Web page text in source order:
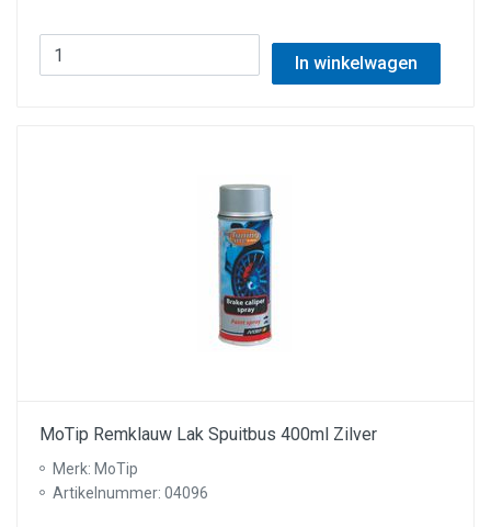
In winkelwagen
MoTip Remklauw Lak Spuitbus 400ml Zilver
Merk: MoTip
Artikelnummer: 04096